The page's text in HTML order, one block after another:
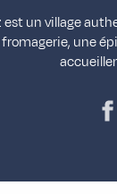
est un village
fromagerie, une